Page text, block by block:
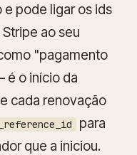
pode ligar os ids
Stripe ao seu
"pagamento
é o início da
cada renovação
para
que a iniciou.